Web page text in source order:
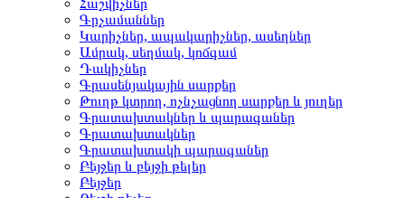
Հաշվիչներ
Գրչամաններ
Կարիչներ, ապակարիչներ, ասեղներ
Ամրակ, սեղմակ, կոճգամ
Դակիչներ
Գրասենյակային սարքեր
Թուղթ կտրող, ոչնչացնող սարքեր և յուղեր
Գրատախտակներ և պարագաներ
Գրատախտակներ
Գրատախտակի պարագաներ
Բեյջեր և բեյջի թելեր
Բեյջեր